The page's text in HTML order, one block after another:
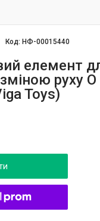
Код:НФ-00015440
елемент
зміною руху
Toys)